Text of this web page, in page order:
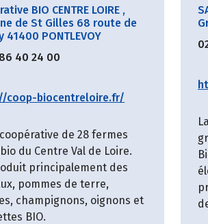
BIO CENTRE LOIRE ,
de St Gilles 68 route de
41400 PONTLEVOY
40 24 00
coop-biocentreloire.fr/
de 28 fermes
du Centre Val de Loire.
principalement des
pommes de terre,
champignons, oignons et
BIO.